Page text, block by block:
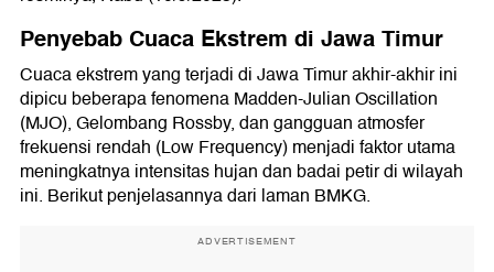
Penyebab Cuaca Ekstrem di Jawa Timur
Cuaca ekstrem yang terjadi di Jawa Timur akhir-akhir ini
dipicu beberapa fenomena Madden-Julian Oscillation
(MJO), Gelombang Rossby, dan gangguan atmosfer
frekuensi rendah (Low Frequency) menjadi faktor utama
meningkatnya intensitas hujan dan badai petir di wilayah
ini. Berikut penjelasannya dari laman BMKG.
ADVERTISEMENT